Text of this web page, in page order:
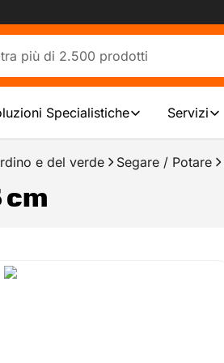
Specialistiche Servizi
e del verde Segare / Potare
cm